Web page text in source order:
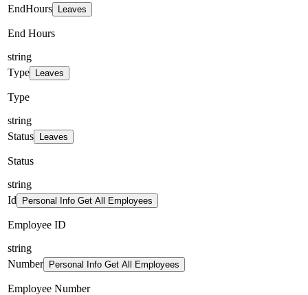
EndHours
Leaves
End Hours
string
Type
Leaves
Type
string
Status
Leaves
Status
string
Id
Personal Info Get All Employees
Employee ID
string
Number
Personal Info Get All Employees
Employee Number